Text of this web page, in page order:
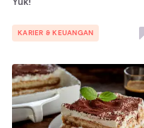
Yuk!
KARIER & KEUANGAN